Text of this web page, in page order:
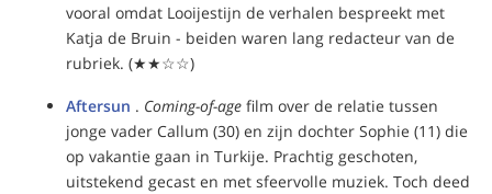
vooral omdat Looijestijn de verhalen bespreekt met
Katja de Bruin - beiden waren lang redacteur van de
rubriek. (★★☆☆)
Aftersun . Coming-of-age film over de relatie tussen
jonge vader Callum (30) en zijn dochter Sophie (11) die
op vakantie gaan in Turkije. Prachtig geschoten,
uitstekend gecast en met sfeervolle muziek. Toch deed